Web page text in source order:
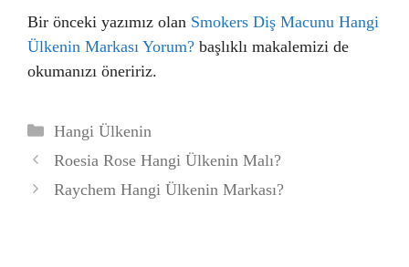
Bir önceki yazımız olan Smokers Diş Macunu Hangi
Ülkenin Markası Yorum? başlıklı makalemizi de
okumanızı öneririz.
Kategoriler
Hangi Ülkenin
Roesia Rose Hangi Ülkenin Malı?
Raychem Hangi Ülkenin Markası?